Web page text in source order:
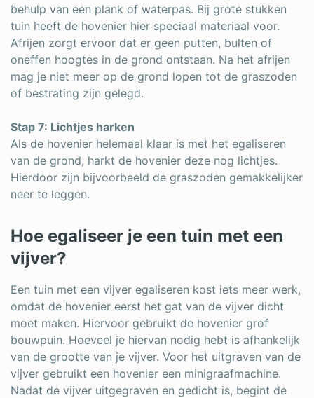
behulp van een plank of waterpas. Bij grote stukken
tuin heeft de hovenier hier speciaal materiaal voor.
Afrijen zorgt ervoor dat er geen putten, bulten of
oneffen hoogtes in de grond ontstaan. Na het afrijen
mag je niet meer op de grond lopen tot de graszoden
of bestrating zijn gelegd.
Stap 7: Lichtjes harken
Als de hovenier helemaal klaar is met het egaliseren
van de grond, harkt de hovenier deze nog lichtjes.
Hierdoor zijn bijvoorbeeld de graszoden gemakkelijker
neer te leggen.
Hoe egaliseer je een tuin met een
vijver?
Een tuin met een vijver egaliseren kost iets meer werk,
omdat de hovenier eerst het gat van de vijver dicht
moet maken. Hiervoor gebruikt de hovenier grof
bouwpuin. Hoeveel je hiervan nodig hebt is afhankelijk
van de grootte van je vijver. Voor het uitgraven van de
vijver gebruikt een hovenier een minigraafmachine.
Nadat de vijver uitgegraven en gedicht is, begint de